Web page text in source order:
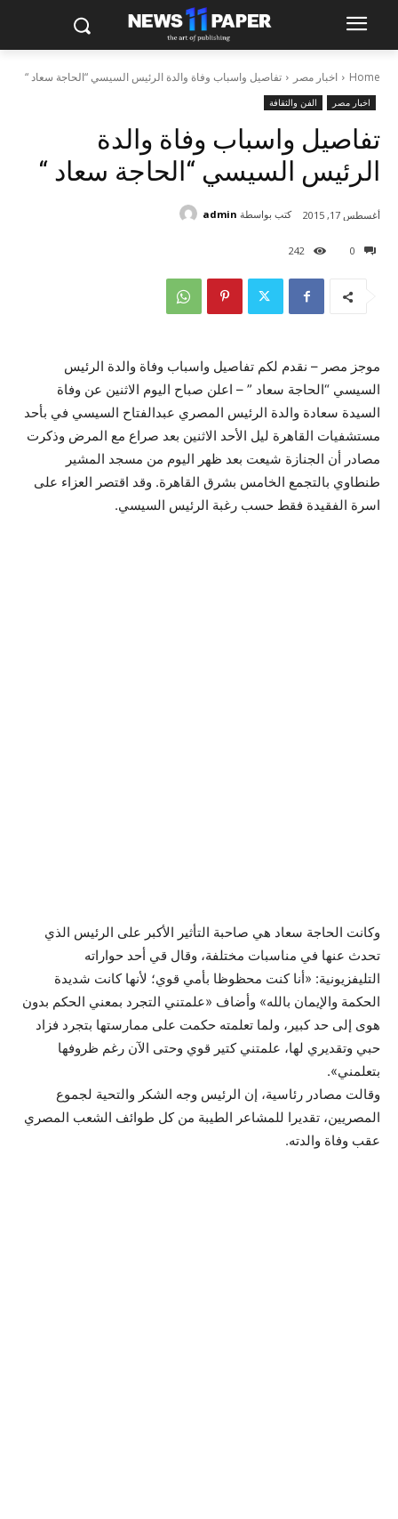
Home اخبار مصر تفاصيل واسباب وفاة والدة الرئيس السيسي “الحاجة سعاد “
اخبار مصر الفن والثقافة
تفاصيل واسباب وفاة والدة
الرئيس السيسي “الحاجة سعاد “
0
242
أغسطس 17, 2015 كتب بواسطة admin
موجز مصر – نقدم لكم تفاصيل واسباب وفاة والدة الرئيس
السيسي “الحاجة سعاد ” – اعلن صباح اليوم الاثنين عن وفاة
السيدة سعادة والدة الرئيس المصري عبدالفتاح السيسي في بأحد
مستشفيات القاهرة ليل الأحد الاثنين بعد صراع مع المرض وذكرت
مصادر أن الجنازة شيعت بعد ظهر اليوم من مسجد المشير
طنطاوي بالتجمع الخامس بشرق القاهرة. وقد اقتصر العزاء على
اسرة الفقيدة فقط حسب رغبة الرئيس السيسي.
وكانت الحاجة سعاد هي صاحبة التأثير الأكبر على الرئيس الذي
تحدث عنها في مناسبات مختلفة، وقال قي أحد حواراته
التليفزيونية: «أنا كنت محظوظا بأمي قوي؛ لأنها كانت شديدة
الحكمة والإيمان بالله» وأضاف «علمتني التجرد بمعني الحكم بدون
هوى إلى حد كبير، ولما تعلمته حكمت على ممارستها بتجرد فزاد
حبي وتقديري لها، علمتني كتير قوي وحتى الآن رغم ظروفها
بتعلمني».
وقالت مصادر رئاسية، إن الرئيس وجه الشكر والتحية لجموع
المصريين، تقديرا للمشاعر الطيبة من كل طوائف الشعب المصري
عقب وفاة والدته.